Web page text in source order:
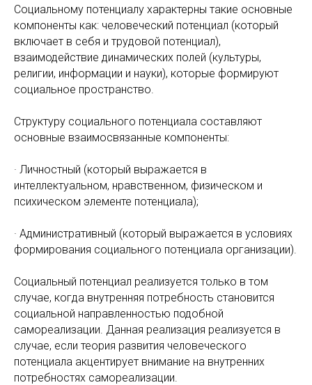
Социальному потенциалу характерны такие основные
компоненты как: человеческий потенциал (который
включает в себя и трудовой потенциал),
взаимодействие динамических полей (культуры,
религии, информации и науки), которые формируют
социальное пространство.
Структуру социального потенциала составляют
основные взаимосвязанные компоненты:
· Личностный (который выражается в
интеллектуальном, нравственном, физическом и
психическом элементе потенциала);
· Административный (который выражается в условиях
формирования социального потенциала организации).
Социальный потенциал реализуется только в том
случае, когда внутренняя потребность становится
социальной направленностью подобной
самореализации. Данная реализация реализуется в
случае, если теория развития человеческого
потенциала акцентирует внимание на внутренних
потребностях самореализации.